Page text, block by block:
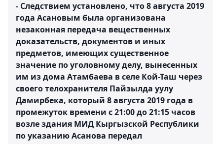
- Следствием установлено, что 8 августа 2019
года Асановым была организована
незаконная передача вещественных
доказательств, документов и иных
предметов, имеющих существенное
значение по уголовному делу, вынесенных
им из дома Атамбаева в селе Кой-Таш через
своего телохранителя Пайзылда уулу
Дамирбека, который 8 августа 2019 года в
промежуток времени с 21:00 до 21:15 часов
возле здания МИД Кыргызской Республики
по указанию Асанова передал